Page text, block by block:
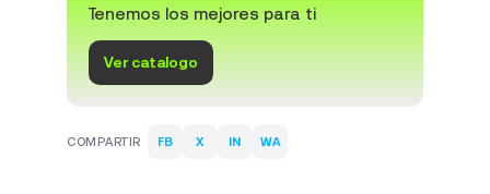
Tenemos los mejores para ti
Ver catalogo
COMPARTIR FB X IN WA